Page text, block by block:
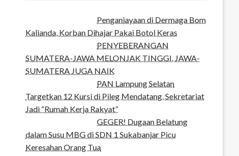
Penganiayaan di Dermaga Bom
Kalianda, Korban Dihajar Pakai Botol Keras
PENYEBERANGAN
SUMATERA-JAWA MELONJAK TINGGI, JAWA-
SUMATERA JUGA NAIK
PAN Lampung Selatan
Targetkan 12 Kursi di Pileg Mendatang, Sekretariat
Jadi “Rumah Kerja Rakyat”
GEGER! Dugaan Belatung
dalam Susu MBG di SDN 1 Sukabanjar Picu
Keresahan Orang Tua